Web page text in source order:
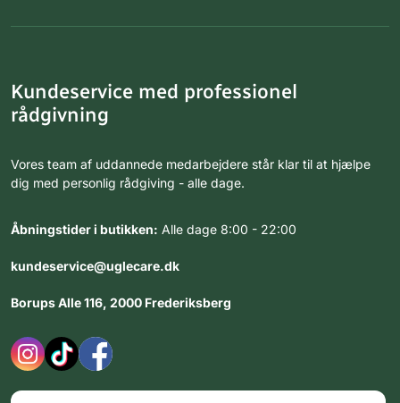
Kundeservice med professionel
rådgivning
Vores team af uddannede medarbejdere står klar til at hjælpe
dig med personlig rådgiving - alle dage.
Åbningstider i butikken: Alle dage 8:00 - 22:00
kundeservice@uglecare.dk
Borups Alle 116, 2000 Frederiksberg